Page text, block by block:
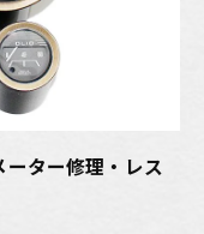
ター修理・レス